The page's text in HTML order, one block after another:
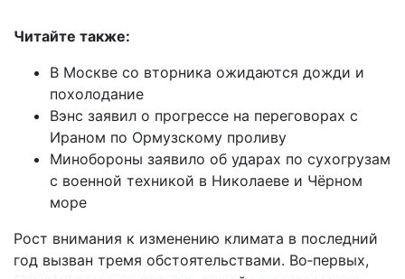
Читайте также:
В Москве со вторника ожидаются дожди и
похолодание
Вэнс заявил о прогрессе на переговорах с
Ираном по Ормузскому проливу
Минобороны заявило об ударах по сухогрузам
с военной техникой в Николаеве и Чёрном
море
Рост внимания к изменению климата в последний
год вызван тремя обстоятельствами. Во‑первых,